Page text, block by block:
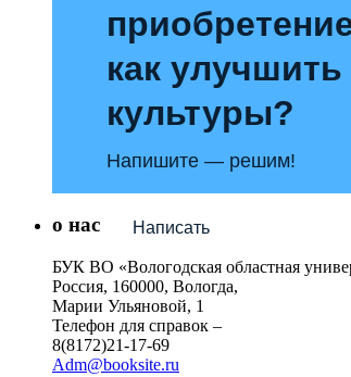
как
культуры?
Напишите — решим!
Написать
о нас
БУК ВО «Вологодская областная
Россия, 160000, Вологда,
Марии Ульяновой, 1
Телефон для справок –
8(8172)21-17-69
Adm@booksite.ru